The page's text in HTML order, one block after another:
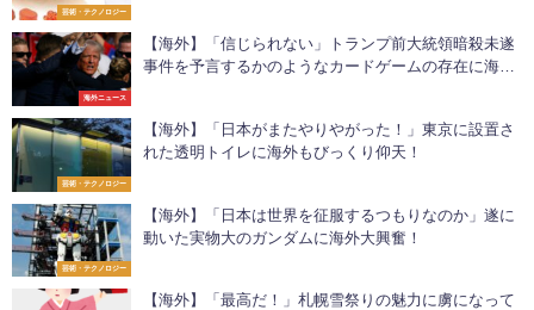
芸術・テクノロジー
海外ニュース
【海外】「信じられない」トランプ前大統領暗殺未遂
事件を予言するかのようなカードゲームの存在に海外
芸術・テクノロジー
【海外】「日本がまたやりやがった！」東京に設置さ
れた透明トイレに海外もびっくり仰天！
芸術・テクノロジー
【海外】「日本は世界を征服するつもりなのか」遂に
動いた実物大のガンダムに海外大興奮！
【海外】「最高だ！」札幌雪祭りの魅力に虜になって